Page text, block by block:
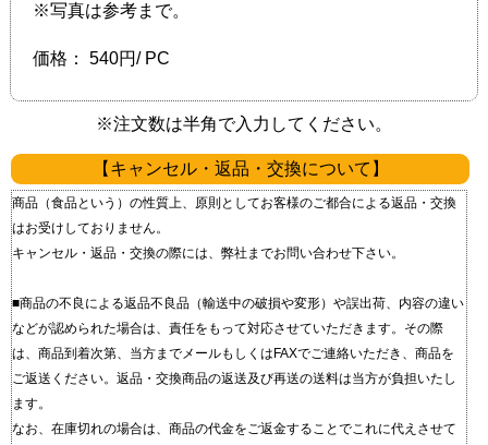
※写真は参考まで。
価格： 540円/ PC
※注文数は半角で入力してください。
【キャンセル・返品・交換について】
商品（食品という）の性質上、原則としてお客様のご都合による返品・交換
はお受けしておりません。
キャンセル・返品・交換の際には、弊社までお問い合わせ下さい。
■商品の不良による返品 不良品（輸送中の破損や変形）や誤出荷、内容の違い
などが認められた場合は、責任をもって対応させていただきます。 その際
は、商品到着次第、当方までメールもしくはFAXでご連絡いただき、商品を
ご返送ください。 返品・交換商品の返送及び再送の送料は当方が負担いたし
ます。
なお、在庫切れの場合は、商品の代金をご返金することでこれに代えさせて